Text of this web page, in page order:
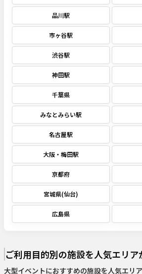
品川駅
市ヶ谷駅
渋谷駅
神田駅
千葉県
みなとみらい駅
名古屋駅
大阪・梅田駅
京都府
宮城県(仙台)
広島県
ご利用目的別の施設を人気エリア
大型イベントにおすすめの施設を人気エリ